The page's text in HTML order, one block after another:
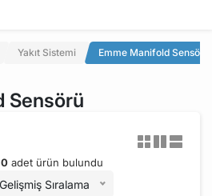
Yakıt Sistemi Emme Manifold Sensörü
Sensörü
0 adet ürün bulundu
Gelişmiş Sıralama